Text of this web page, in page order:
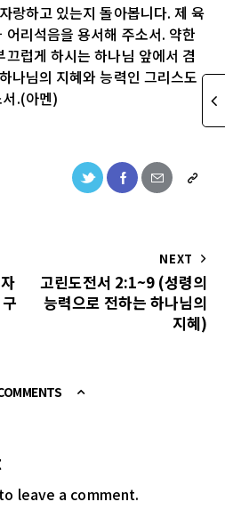
랑하고 있는지 돌아봅니다. 제 육
리석음을 용서해 주소서. 약한
럽게 하시는 하나님 앞에서 겸
나님의 지혜와 능력인 그리스도
.(아멘)
NEXT
고린도전서 2:1~9 (성령의
능력으로 전하는 하나님의
지혜)
to leave a comment.